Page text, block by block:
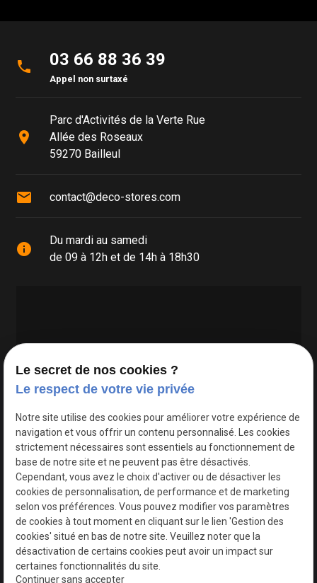
phone 03 66 88 36 39
Appel non surtaxé
place
Parc d'Activités de la Verte Rue
Allée des Roseaux
59270 Bailleul
mail contact@deco-stores.com
info
Du mardi au samedi
de 09 à 12h et de 14h à 18h30
Google Maps Search API est désactivé.
Le secret de nos cookies ?
Le respect de votre vie privée
Notre site utilise des cookies pour améliorer votre expérience de
navigation et vous offrir un contenu personnalisé. Les cookies
strictement nécessaires sont essentiels au fonctionnement de
base de notre site et ne peuvent pas être désactivés.
Cependant, vous avez le choix d'activer ou de désactiver les
cookies de personnalisation, de performance et de marketing
selon vos préférences. Vous pouvez modifier vos paramètres
de cookies à tout moment en cliquant sur le lien 'Gestion des
cookies' situé en bas de notre site. Veuillez noter que la
désactivation de certains cookies peut avoir un impact sur
certaines fonctionnalités du site.
Continuer sans accepter